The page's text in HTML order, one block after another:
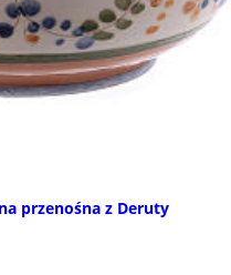
przenośna z Deruty